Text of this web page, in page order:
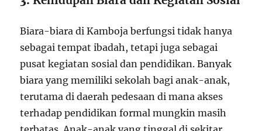
Biara-biara di Kamboja berfungsi tidak hanya
sebagai tempat ibadah, tetapi juga sebagai
pusat kegiatan sosial dan pendidikan. Banyak
biara yang memiliki sekolah bagi anak-anak,
terutama di daerah pedesaan di mana akses
terhadap pendidikan formal mungkin masih